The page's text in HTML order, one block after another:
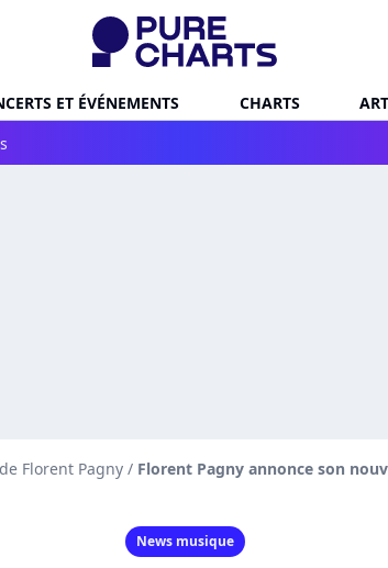
ET ÉVÉNEMENTS CHARTS
Florent Pagny / Florent Pagny annonce son
News musique